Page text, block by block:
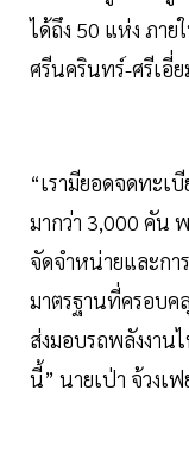
ได้ถึง 50 แห่ง ภาย
ศรีนครินทร์-ศรีเอี่ย
“เรามียอดจดทะเ
มากว่า 3,000 คัน
จัดจำหน่ายและกา
มาตรฐานที่ครอบค
ส่งมอบรถพลังงา
นี้” นายเป่า จ้วงเฟ